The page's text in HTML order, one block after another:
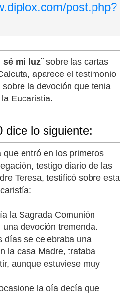
post.php?
sé mi luz¨ sobre las cartas
aparece el testimonio
la devoción que tenia
Eucaristía.
dice lo siguiente:
que entró en los primeros
testigo diario de las
Teresa, testificó sobre esta
la Sagrada Comunión
una devoción tremenda.
días se celebraba una
la casa Madre, trataba
aunque estuviese muy
la oía decía que